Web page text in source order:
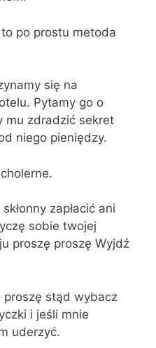
po prostu metoda
się na
Pytamy go o
mu zdradzić sekret
niego pieniędzy.
zapłacić ani
sobie twojej
proszę proszę Wyjdź
proszę stąd wybacz
i jeśli mnie
uderzyć.